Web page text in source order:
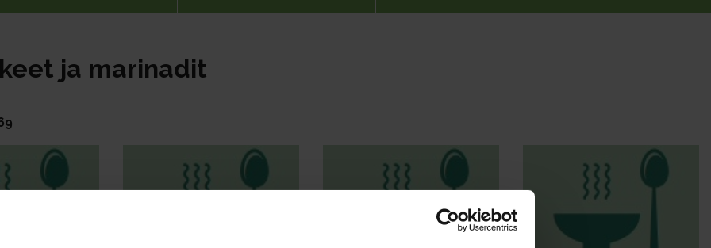
ja marinadit